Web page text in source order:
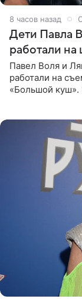
8 часов назад
Дети Павла
работали
Павел Воля и
работали на
«Большой куш».